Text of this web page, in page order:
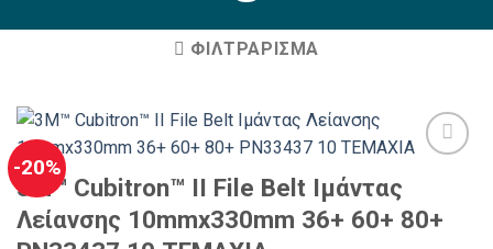
ΦΙΛΤΡΆΡΙΣΜΑ
-20%
3M™ Cubitron™ II File Belt Ιμάντας
Λείανσης 10mmx330mm 36+ 60+ 80+